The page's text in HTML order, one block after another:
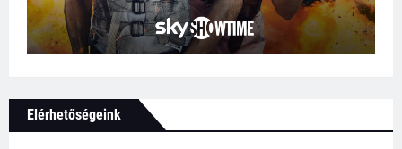
Elérhetőségeink